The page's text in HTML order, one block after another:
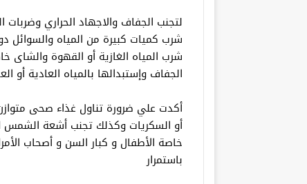
لتجنب الجفاف والاجهاد الحراري
شرب كميات كبيرة من المياه والسوائل
شرب المياه الغازية أو القهوة والشاى
الجفاف وإستبدالها بالمياه العادية أو
أكدت علي ضرورة تناول غذاء صحى
أو السكريات وكذلك تجنب أشعة الشمس
خاصة الأطفال و كبار السن و أصحاب
باستمرار